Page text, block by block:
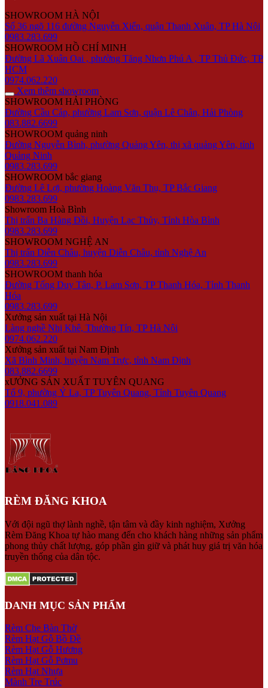
SHOWROOM HÀ NỘI
Số 36 ngõ 116 đường Nguyễn Xiển, quận Thanh Xuân, TP Hà Nội
0983.283.699
SHOWROOM HỒ CHÍ MINH
Đường Lã Xuân Oai , phường Tăng Nhơn Phú A , TP Thủ Đức, TP
HCM
0974.062.220
Xem thêm showroom
SHOWROOM HẢI PHÒNG
Đường Cầu Cáp, phường Lam Sơn, quận Lê Chân, Hải Phòng
083.882.6699
SHOWROOM quảng ninh
Đường Nguyễn Bình, phường Quảng Yên, thị xã quảng Yên, tỉnh
Quảng Ninh
0983.283.699
SHOWROOM bắc giang
Đường Lê Lợi, phường Hoàng Văn Thụ, TP Bắc Giang
0983.283.699
Showroom Hoà Bình
Thị trấn Ba Hàng Đồi, Huyện Lạc Thủy, Tỉnh Hòa Bình
0983.283.699
SHOWROOM NGHỆ AN
Thị trấn Diễn Châu, huyện Diễn Châu, tỉnh Nghệ An
0983.283.699
SHOWROOM thanh hóa
Đường Tống Duy Tân, P. Lam Sơn, TP Thanh Hóa, Tỉnh Thanh
Hóa
0983.283.699
Xưởng sản xuất tại Hà Nội
Làng nghề Nhị Khê, Thường Tín, TP Hà Nội
0974.062.220
Xưởng sản xuất tại Nam Định
Xã Bình Minh, huyện Nam Trực, tỉnh Nam Định
083.882.6699
xƯỞNG SẢN XUẤT TUYÊN QUANG
Tổ 9, phường Ỷ La, TP Tuyên Quang, Tỉnh Tuyên Quang
0918.041.089
RÈM ĐĂNG KHOA
Với đội ngũ thợ lành nghề, tận tâm và đầy kinh nghiệm, Xưởng
Rèm Đăng Khoa tự hào mang đến cho khách hàng những sản phẩm
phong thủy chất lượng, góp phần gìn giữ và phát huy giá trị văn hóa
truyền thống của dân tộc.
DANH MỤC SẢN PHẨM
Rèm Che Bàn Thờ
Rèm Hạt Gỗ Bồ Đề
Rèm Hạt Gỗ Hương
Rèm Hạt Gỗ Pơmu
Rèm Hạt Nhựa
Mành Tre Trúc